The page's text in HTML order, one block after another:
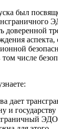
был
доверенной
аспекта,
числе
дает
и государству